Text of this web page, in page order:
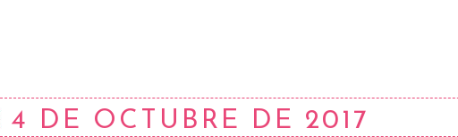
4 DE OCTUBRE DE 2017